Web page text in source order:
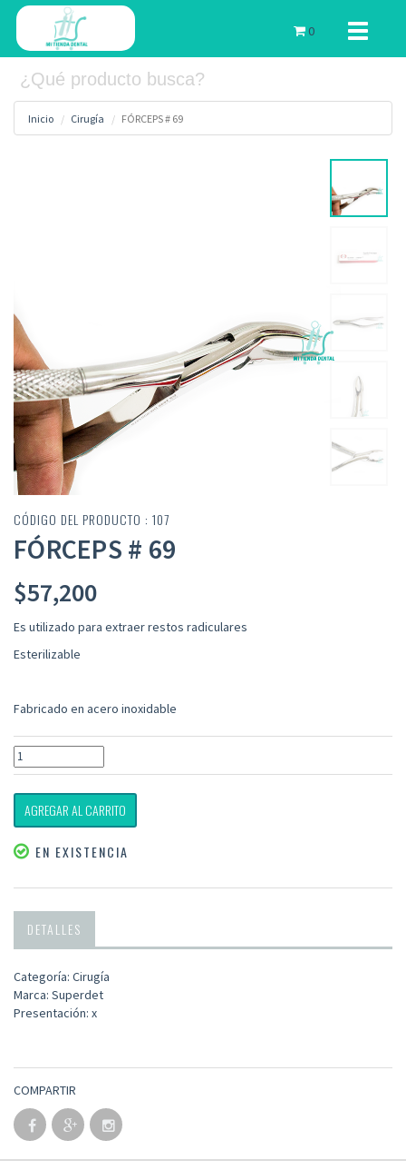
Toggle
0
Inicio Cirugía FÓRCEPS # 69
CÓDIGO DEL PRODUCTO : 107
FÓRCEPS # 69
$57,200
Es utilizado para extraer restos radiculares
Esterilizable
Fabricado en acero inoxidable
AGREGAR AL CARRITO
EN EXISTENCIA
DETALLES
Categoría: Cirugía
Marca: Superdet
Presentación: x
COMPARTIR